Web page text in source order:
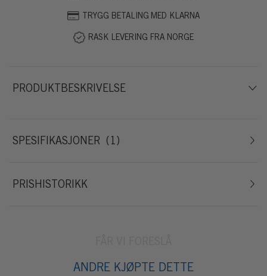
TRYGG BETALING MED KLARNA
RASK LEVERING FRA NORGE
PRODUKTBESKRIVELSE
SPESIFIKASJONER 1
PRISHISTORIKK
ANDRE KJØPTE DETTE